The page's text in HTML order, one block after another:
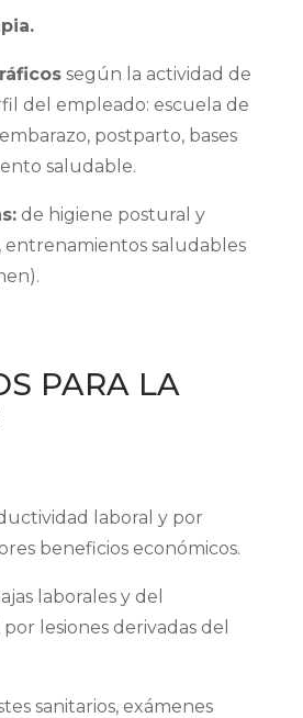
según la actividad de
del empleado: escuela de
postparto, bases
saludable.
de higiene postural y
entrenamientos saludables
PARA LA
laboral y por
beneficios económicos.
laborales y del
lesiones derivadas del
sanitarios, exámenes